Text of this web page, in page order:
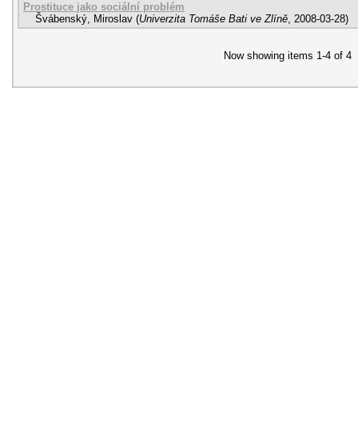
Prostituce jako sociální problém
Švábenský, Miroslav (Univerzita Tomáše Bati ve Zlíně, 2008-03-28)
Now showing items 1-4 of 4